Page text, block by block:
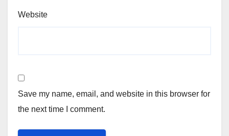
Website
Save my name, email, and website in this browser for
the next time I comment.